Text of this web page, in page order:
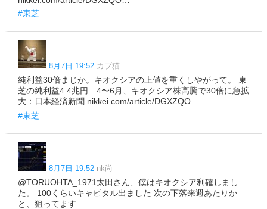
#東芝
8月7日 19:52 カブ猫
純利益30倍まじか。キオクシアの上値を重くしやがって。 東
芝の純利益4.4兆円 4〜6月、キオクシア株高騰で30倍に急拡
大：日本経済新聞 nikkei.com/article/DGXZQO…
#東芝
8月7日 19:52 nk尚
@TORUOHTA_1971太田さん、僕はキオクシア利確しまし
た。 100くらいキャピタル出ました 次の下落来週あたりか
と、狙ってます